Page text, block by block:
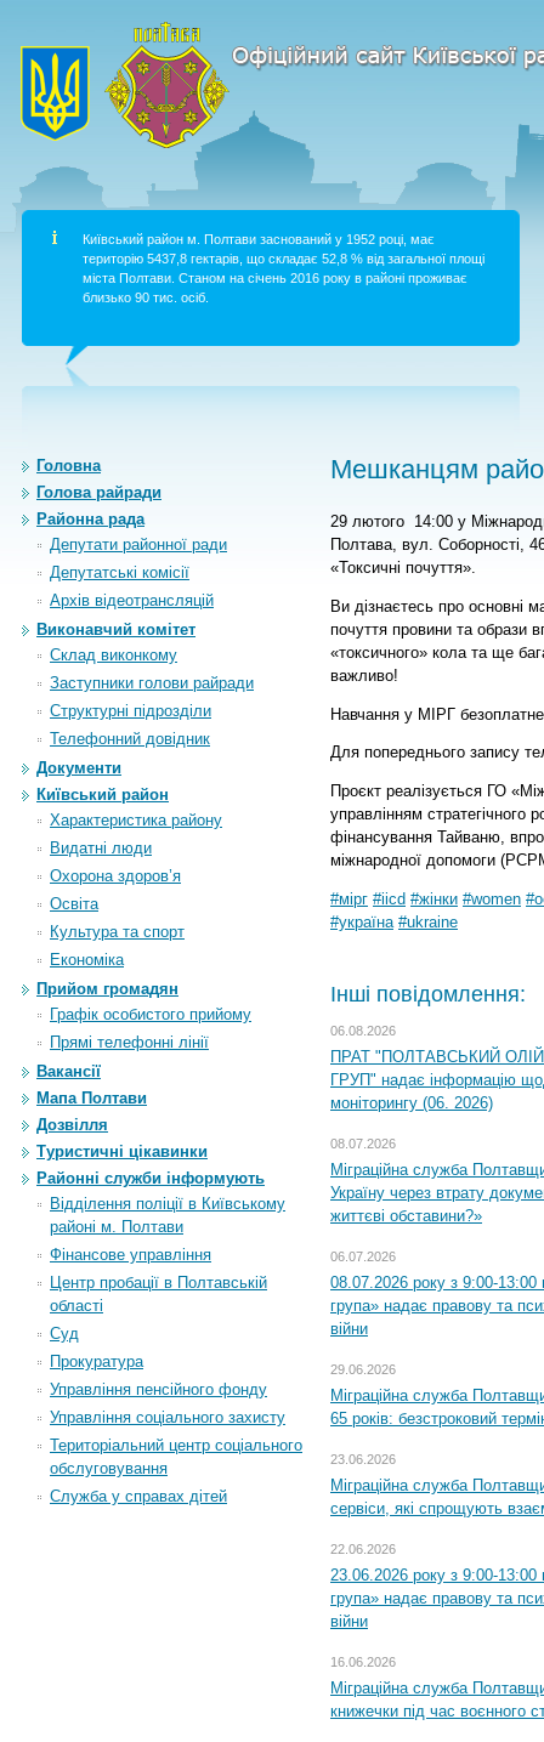
Київський район м. Полтави заснований у 1952 році, має
територію 5437,8 гектарів, що складає 52,8 % від загальної площі
міста Полтави. Станом на січень 2016 року в районі проживає
близько 90 тис. осіб.
Головна
Голова райради
Районна рада
Депутати районної ради
Депутатські комісії
Архiв вiдеотрансляцiй
Виконавчий комітет
Склад виконкому
Заступники голови райради
Структурні підрозділи
Телефонний довідник
Документи
Київський район
Характеристика району
Видатні люди
Охорона здоров’я
Освіта
Культура та спорт
Економіка
Прийом громадян
Графік особистого прийому
Прямі телефонні лінії
Вакансії
Мапа Полтави
Дозвілля
Туристичні цікавинки
Районні служби інформують
Відділення поліції в Київському
районі м. Полтави
Фінансове управління
Центр пробації в Полтавській
області
Суд
Прокуратура
Управління пенсійного фонду
Управління соціального захисту
Територіальний центр соціального
обслуговування
Служба у справах дітей
Мешканцям
29 лютого 14:00 у
Полтава, вул. Соборності,
«Токсичні почуття».
Ви дізнаєтесь про основні
почуття провини та образи
«токсичного» кола та ще
важливо!
Навчання у МІРГ
Для попереднього запису
Проєкт реалізується ГО
управлінням стратегічного
фінансування Тайваню,
міжнародної допомоги
#мірг #iicd #жінки #women
#україна #ukraine
Інші повідомлення:
06.08.2026
ПРАТ "ПОЛТАВСЬКИЙ
ГРУП" надає інформацію
моніторингу (06. 2026)
08.07.2026
Міграційна служба
Україну через втрату
життєві обставини?»
06.07.2026
08.07.2026 року з 9:00-13:00
група» надає правову та
війни
29.06.2026
Міграційна служба
65 років: безстроковий
23.06.2026
Міграційна служба
сервіси, які спрощують
22.06.2026
23.06.2026 року з 9:00-13:00
група» надає правову та
війни
16.06.2026
Міграційна служба
книжечки під час воєнного